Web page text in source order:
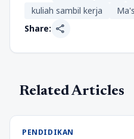
kuliah sambil kerja
Share: share
Related Articles
PENDIDIKAN